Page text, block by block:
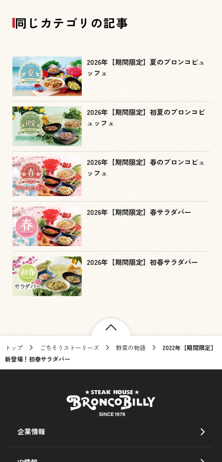
同じカテゴリの記事
2026年【期間限定】夏のブロンコビュ
ッフェ
2026年【期間限定】初夏のブロンコビ
ュッフェ
2026年【期間限定】春のブロンコビュ
ッフェ
2026年【期間限定】春サラダバー
2026年【期間限定】初春サラダバー
トップ ごちそうストーリーズ 野菜の物語
2022年【期間限定】
新登場！初春サラダバー
企業情報